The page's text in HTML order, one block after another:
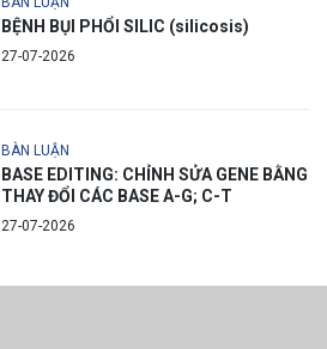
BỆNH BỤI PHỔI SILIC (silicosis)
27-07-2026
BÀN LUẬN
BASE EDITING: CHỈNH SỬA GENE BẰNG
THAY ĐỔI CÁC BASE A-G; C-T
27-07-2026